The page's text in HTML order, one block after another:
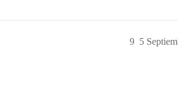
5
9